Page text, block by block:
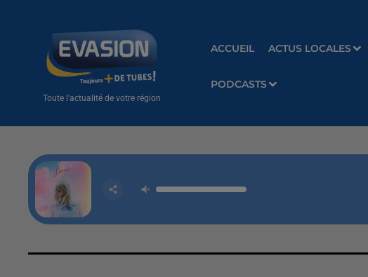
Toute l'actualité de votre région
ACCUEIL ACTUS LOCALES
PODCASTS